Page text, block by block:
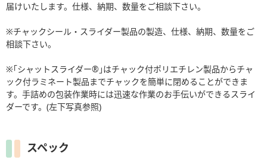
届けいたします。仕様、納期、数量をご相談下さい。
※チャックシール・スライダー製品の製造、仕様、納期、数量をご
相談下さい。
※｢シャットスライダー®｣はチャック付ポリエチレン製品からチャ
ック付ラミネート製品までチャックを簡単に閉めることができま
す。手詰めの包装作業時には迅速な作業のお手伝いができるスライ
ダーです。(左下写真参照)
スペック